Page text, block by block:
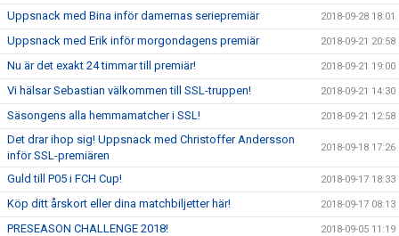
Uppsnack med Bina inför damernas seriepremiär 2018-09-28 18:01
Uppsnack med Erik inför morgondagens premiär 2018-09-21 20:58
Nu är det exakt 24 timmar till premiär! 2018-09-21 19:00
Vi hälsar Sebastian välkommen till SSL-truppen! 2018-09-21 14:30
Säsongens alla hemmamatcher i SSL! 2018-09-21 12:58
Det drar ihop sig! Uppsnack med Christoffer Andersson
inför SSL-premiären
2018-09-18 17:26
Guld till P05 i FCH Cup! 2018-09-17 18:33
Köp ditt årskort eller dina matchbiljetter här! 2018-09-17 08:13
PRESEASON CHALLENGE 2018! 2018-09-05 11:19